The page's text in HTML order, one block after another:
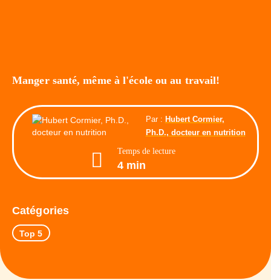
Manger santé, même à l'école ou au travail!
Par : Hubert Cormier,
Ph.D., docteur en nutrition
Temps de lecture
4 min
Catégories
Top 5